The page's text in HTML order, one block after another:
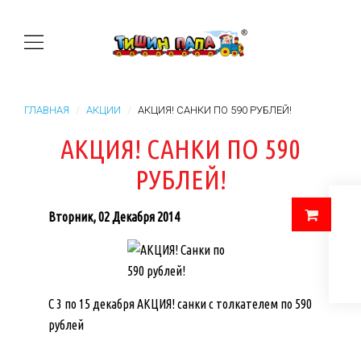
ГЛАВНАЯ АКЦИИ АКЦИЯ! САНКИ ПО 590 РУБЛЕЙ!
АКЦИЯ! САНКИ ПО 590
РУБЛЕЙ!
Вторник, 02 Декабря 2014
С 3 по 15 декабря АКЦИЯ! санки с толкателем по 590
рублей